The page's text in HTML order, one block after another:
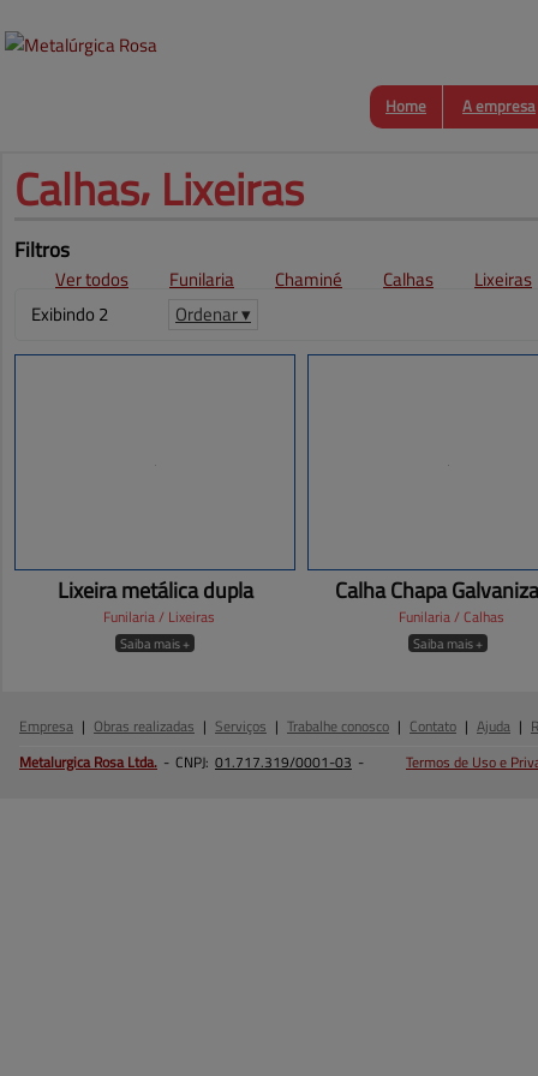
Home A empresa
Calhas⸴ Lixeiras
Filtros
Ver todos Funilaria Chaminé Calhas
Lixeiras
Exibindo 2
Ordenar ▾
Lixeira metálica dupla
Funilaria / Lixeiras
Saiba mais +
Calha Chapa
Funilaria / Calhas
Saiba mais +
Empresa | Obras realizadas | Serviços | Trabalhe conosco | Contato | Ajuda |
Metalurgica Rosa Ltda. - CNPJ: 01.717.319/0001-03 - Termos de Uso e